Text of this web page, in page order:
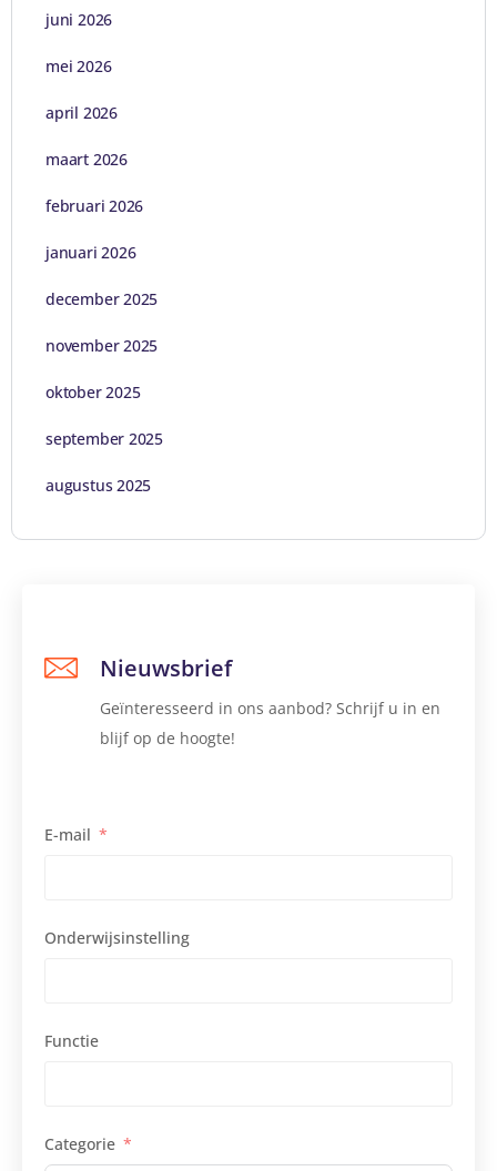
juni 2026
mei 2026
april 2026
maart 2026
februari 2026
januari 2026
december 2025
november 2025
oktober 2025
september 2025
augustus 2025
Nieuwsbrief
Geïnteresseerd in ons aanbod? Schrijf u in en
blijf op de hoogte!
E-mail
Onderwijsinstelling
Functie
Categorie